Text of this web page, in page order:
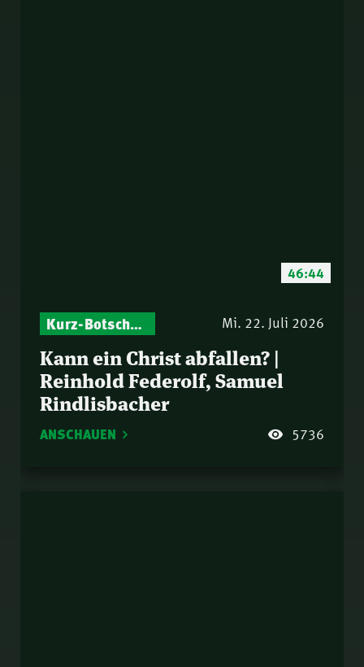
46:44
Kurz-Botschaften – Biblische Impulse mit Zukunft im Blick Mi. 22. Juli 2026
Kann ein Christ abfallen? |
Reinhold Federolf, Samuel
Rindlisbacher
ANSCHAUEN 5736